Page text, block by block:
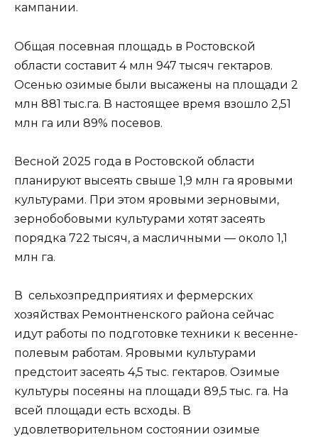
кампании.
Общая посевная площадь в Ростовской
области составит 4 млн 947 тысяч гектаров.
Осенью озимые были высажены на площади 2
млн 881 тыс.га. В настоящее время взошло 2,51
млн га или 89% посевов.
Весной 2025 года в Ростовской области
планируют высеять свыше 1,9 млн га яровыми
культурами. При этом яровыми зерновыми,
зернобобовыми культурами хотят засеять
порядка 722 тысяч, а масличными — около 1,1
млн га.
В сельхозпредприятиях и фермерских
хозяйствах Ремонтненского района сейчас
идут работы по подготовке техники к весенне-
полевым работам. Яровыми культурами
предстоит засеять 4,5 тыс. гектаров. Озимые
культуры посеяны на площади 89,5 тыс. га. На
всей площади есть всходы. В
удовлетворительном состоянии озимые